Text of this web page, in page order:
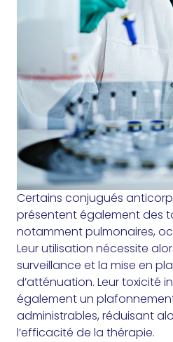
Certains conjugués
présentent également des
notamment pulmonaires,
Leur utilisation nécessite
surveillance et la mise en
d’atténuation. Leur toxicité
également un
administrables, réduisant
l’efficacité de la thérapie.